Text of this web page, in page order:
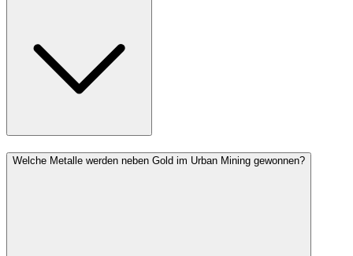
Welche Metalle werden neben Gold im Urban Mining gewonnen?